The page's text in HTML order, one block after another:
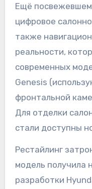
Ещё
цифровое
также
реальности,
современных
Genesis
фронтальной
Для отделки
стали доступны
Рестайлинг
модель получила
разработки